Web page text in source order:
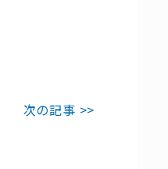
次の記事 >>